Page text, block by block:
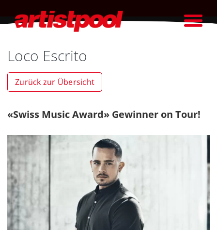
Loco Escrito
Zurück zur Übersicht
«Swiss Music Award» Gewinner on Tour!